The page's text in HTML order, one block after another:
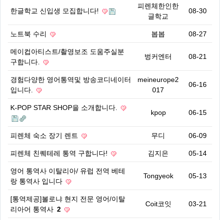
한글학교 신입생 모집합니다!
피렌체한인한
글학교
08-30
노트북 수리 봅봅 08-27
메이컵아티스트/촬영보조 도움주실분
구합니다.
벙커엔터 08-21
경험다양한 영어통역및 방송코디네이터
입니다.
meineurope2
017
06-16
K-POP STAR SHOP을 소개합니다.
kpop 06-15
피렌체 숙소 장기 렌트 무디 06-09
피렌체 친퀘테레 통역 구합니다! 김지은 05-14
영어 통역사 이탈리아/ 유럽 전역 베테
랑 통역사 입니다
Tongyeok 05-13
[통역제공]볼로냐 현지 전문 영어/이탈
리아어 통역사 2
Coit코잇 03-21